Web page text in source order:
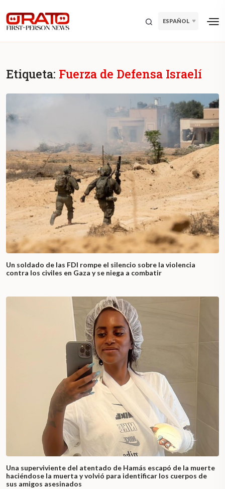
ESPAÑOL
Etiqueta: Fuerza de Defensa Israelí
Un soldado de las FDI rompe el silencio sobre la violencia
contra los civiles en Gaza y se niega a combatir
Una superviviente del atentado de Hamás escapó de la muerte
haciéndose la muerta y volvió para identificar los cuerpos de
sus amigos asesinados